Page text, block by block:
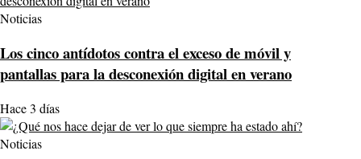
Noticias
Los cinco antídotos contra el exceso de móvil y
pantallas para la desconexión digital en verano
Hace 3 días
Noticias